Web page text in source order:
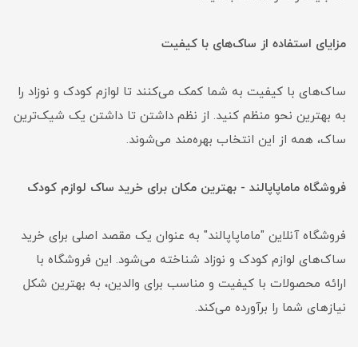
مزایای استفاده از ساک‌های با کیفیت
ساک‌های با کیفیت به شما کمک می‌کنند تا لوازم کودک و نوزاد را
به بهترین نحو منظم کنید. از نظم داشتن تا داشتن یک شیک‌ترین
ساک، همه از این انتخاب بهره‌مند می‌شوند.
فروشگاه ماماپاپالند - بهترین مکان برای خرید ساک لوازم کودک
فروشگاه آنلاین "ماماپاپالند" به عنوان یک مقصد اصلی برای خرید
ساک‌های لوازم کودک و نوزاد شناخته می‌شود. این فروشگاه با
ارائه محصولات با کیفیت و مناسب برای والدین، به بهترین شکل
نیازهای شما را برآورده می‌کند.